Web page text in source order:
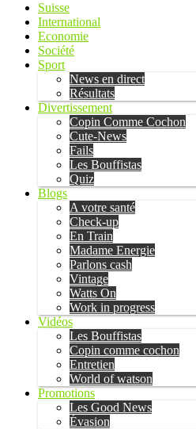
Suisse
International
Economie
Société
Sport
News en direct
Résultats
Divertissement
Copin Comme Cochon
Cute-News
Fails
Les Bouffistas
Quiz
Blogs
A votre santé
Check-up
En Train
Madame Energie
Parlons cash
Vintage
Watts On
Work in progress
Vidéos
Les Bouffistas
Copin comme cochon
Entretien
World of watson
Promotions
Les Good News
Évasion